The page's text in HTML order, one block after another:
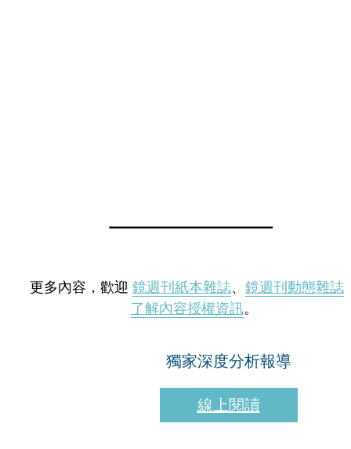
更多內容，歡迎 鏡週刊紙本雜誌、 鏡週刊動態雜誌
了解內容授權資訊。
獨家深度分析報導
線上閱讀